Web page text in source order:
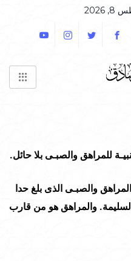
للمراهق والصبـى بلا حائل.
والصبـى الذى بلغ حدا
السليمة. والمراهق هو من قارب